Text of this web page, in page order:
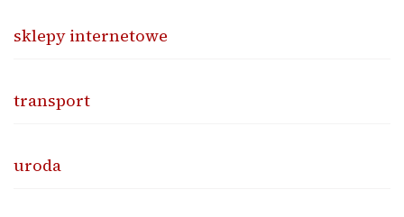
sklepy internetowe
transport
uroda